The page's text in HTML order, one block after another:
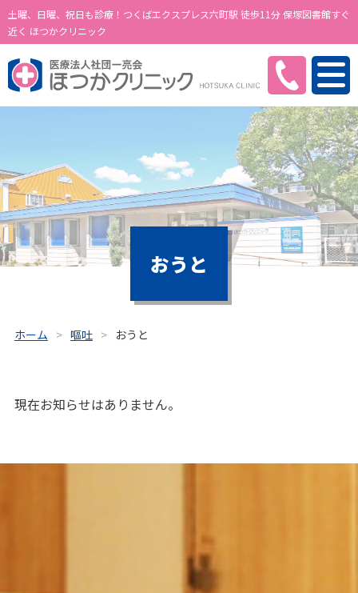
土曜、日曜、祝日も診療！つくばエクスプレス六町駅 徒歩11分 保塚図書館すぐ
近く ほつかクリニック
おうと
ホーム 嘔吐 おうと
現在お知らせはありません。